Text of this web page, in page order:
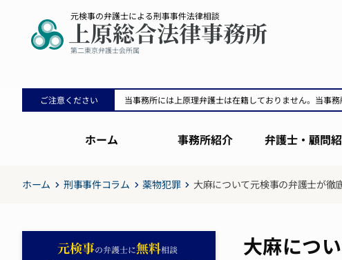
ご注意ください 当事務所には上原理弁護士は在籍しておりません。当事
ホーム 事務所紹介 弁護士・顧問
ホーム 刑事事件コラム 薬物犯罪 大麻について元検事の弁護士が徹
大麻につ